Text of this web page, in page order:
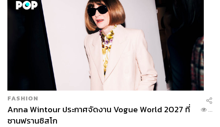
Through Kayne’s Eyes
นิทรรศการศิลปะที่ว่าด้วยการนำเสนอตัวตนผ่านสื่อ
ของแรปเปอร์ชื่อดังอย่าง คานเย เวสต์ (Kayne West) โดย
ศิลปินชาวสวีเดนนาม คิมโม คาวโก (Kimmo Kauko) ซึ่ง
ทำงานด้านวิชวลอยู่ในประเทศไทย งานที่ชื่อ ‘How ‘Ye
Doing?’ นี้ เป็นการนำเสนองานศิลปะที่ตีความผ่านตัวตนของ
คานเย เวสต์ ในช่วงหลังจากที่ ประธานาธิบดีโดนัลด์ ทรัมป์
ขึ้นรับตำแหน่ง โดยศิลปินเองได้ติดตามทุกย่างก้าวของคานเย
ผ่านข่าวสารและโซเชียลมีเดียส่วนตัวของเขา วิพากษ์
FASHION
Anna Wintour ประกาศจัดงาน Vogue World 2027 ที่
ซานฟรานซิสโก
...